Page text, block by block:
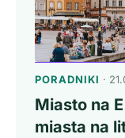
PORADNIKI ·
Miasto na
miasta na